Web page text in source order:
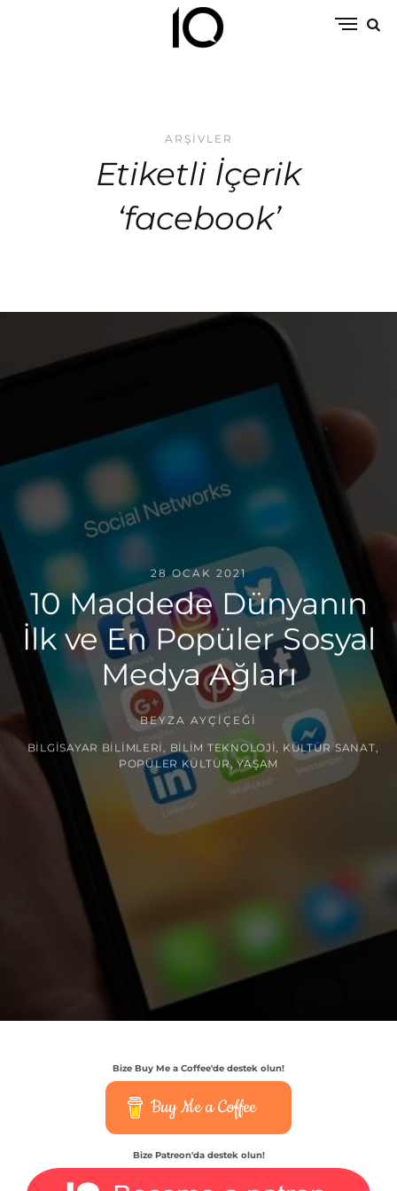
ARŞIVLER
Etiketli İçerik
‘facebook’
28 OCAK 2021
10 Maddede Dünyanın
İlk ve En Popüler Sosyal
Medya Ağları
BEYZA AYÇIÇEĞI
BILGISAYAR BILIMLERI BILIM TEKNOLOJI KÜLTÜR SANAT
POPÜLER KÜLTÜR,YAŞAM
Bize Buy Me a Coffee'de destek olun!
Buy Me a Coffee
Bize Patreon'da destek olun!